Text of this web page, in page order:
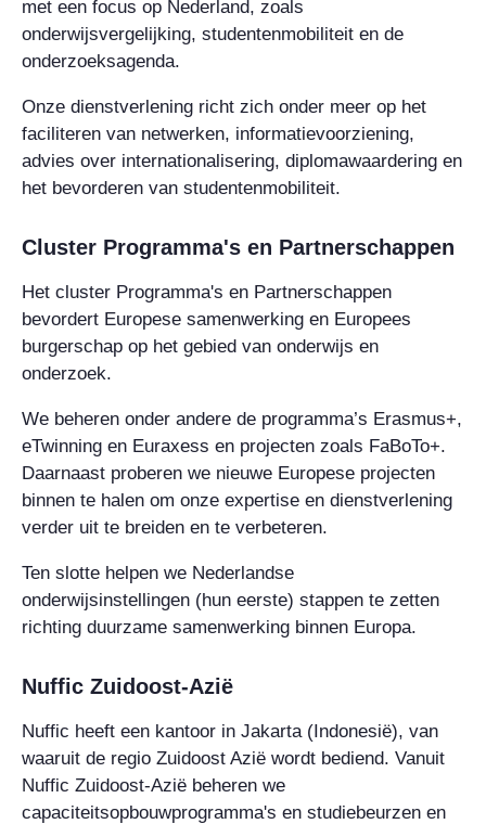
met een focus op Nederland, zoals
onderwijsvergelijking, studentenmobiliteit en de
onderzoeksagenda.
Onze dienstverlening richt zich onder meer op het
faciliteren van netwerken, informatievoorziening,
advies over internationalisering, diplomawaardering en
het bevorderen van studentenmobiliteit.
Cluster Programma's en Partnerschappen
Het cluster Programma's en Partnerschappen
bevordert Europese samenwerking en Europees
burgerschap op het gebied van onderwijs en
onderzoek.
We beheren onder andere de programma’s Erasmus+,
eTwinning en Euraxess en projecten zoals FaBoTo+.
Daarnaast proberen we nieuwe Europese projecten
binnen te halen om onze expertise en dienstverlening
verder uit te breiden en te verbeteren.
Ten slotte helpen we Nederlandse
onderwijsinstellingen (hun eerste) stappen te zetten
richting duurzame samenwerking binnen Europa.
Nuffic Zuidoost-Azië
Nuffic heeft een kantoor in Jakarta (Indonesië), van
waaruit de regio Zuidoost Azië wordt bediend. Vanuit
Nuffic Zuidoost-Azië beheren we
capaciteitsopbouwprogramma's en studiebeurzen en